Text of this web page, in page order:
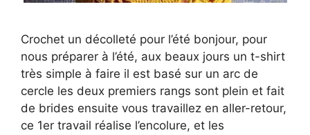
Crochet un décolleté pour l’été bonjour, pour
nous préparer à l’été, aux beaux jours un t-shirt
très simple à faire il est basé sur un arc de
cercle les deux premiers rangs sont plein et fait
de brides ensuite vous travaillez en aller-retour,
ce 1er travail réalise l’encolure, et les